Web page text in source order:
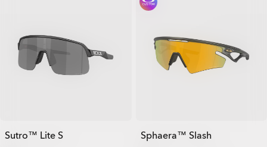
Sutro™ Lite S Sphaera™ Slash